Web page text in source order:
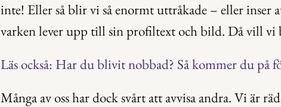
inte! Eller så blir vi så enormt uttråkade – eller inser
varken lever upp till sin profiltext och bild. Då vill vi
Läs också: Har du blivit nobbad? Så kommer du på
Många av oss har dock svårt att avvisa andra. Vi är